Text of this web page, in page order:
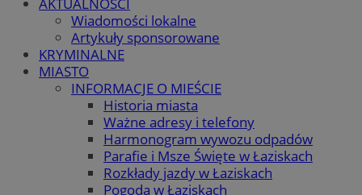
Wiadomości lokalne
Artykuły sponsorowane
KRYMINALNE
MIASTO
INFORMACJE O MIEŚCIE
Historia miasta
Ważne adresy i telefony
Harmonogram wywozu odpadów
Parafie i Msze Święte w Łaziskach
Rozkłady jazdy w Łaziskach
Pogoda w Łaziskach